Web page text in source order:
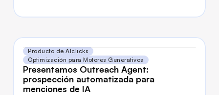
Producto de AIclicks
Optimización para Motores Generativos
Presentamos Outreach Agent:
prospección automatizada para
menciones de IA